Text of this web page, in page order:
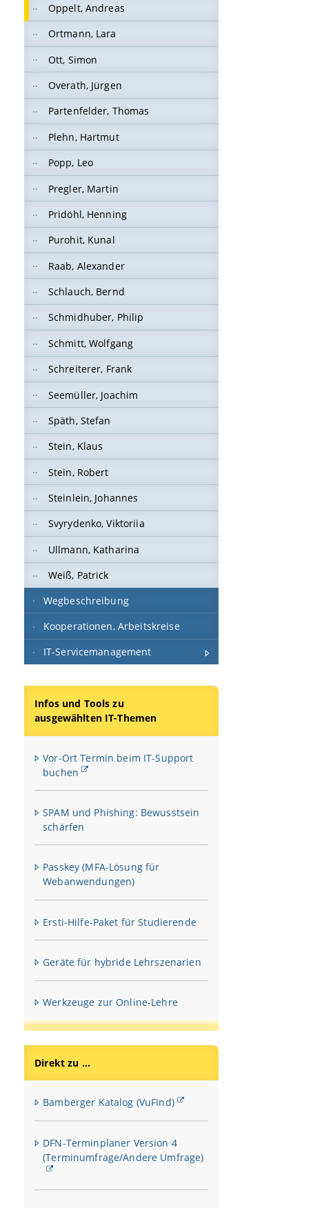
Oppelt, Andreas
Ortmann, Lara
Ott, Simon
Overath, Jürgen
Partenfelder, Thomas
Plehn, Hartmut
Popp, Leo
Pregler, Martin
Pridöhl, Henning
Purohit, Kunal
Raab, Alexander
Schlauch, Bernd
Schmidhuber, Philip
Schmitt, Wolfgang
Schreiterer, Frank
Seemüller, Joachim
Späth, Stefan
Stein, Klaus
Stein, Robert
Steinlein, Johannes
Svyrydenko, Viktoriia
Ullmann, Katharina
Weiß, Patrick
Wegbeschreibung
Kooperationen, Arbeitskreise
IT-Servicemanagement
Infos und Tools zu
ausgewählten IT-Themen
Vor-Ort Termin beim IT-Support
buchen
SPAM und Phishing: Bewusstsein
schärfen
Passkey (MFA-Lösung für
Webanwendungen)
Ersti-Hilfe-Paket für Studierende
Geräte für hybride Lehrszenarien
Werkzeuge zur Online-Lehre
Direkt zu ...
Bamberger Katalog (VuFInd)
DFN-Terminplaner Version 4
(Terminumfrage/Andere Umfrage)